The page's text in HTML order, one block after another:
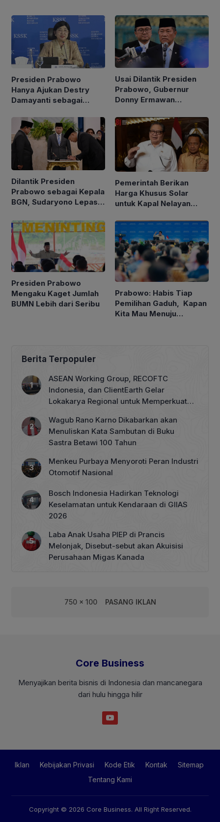
Presiden Prabowo
Hanya Ajukan Destry
Damayanti sebagai
Usai Dilantik Presiden
Prabowo, Gubernur
Donny Ermawan
Pembentukan URI
Dilantik Presiden
Prabowo sebagai Kepala
BGN, Sudaryono Lepas
Pemerintah Berikan
Harga Khusus Solar
untuk Kapal Nelayan
GT
Presiden Prabowo
Mengaku Kaget Jumlah
BUMN Lebih dari Seribu
Prabowo: Habis Tiap
Pemilihan Gaduh, Kapan
Kita Mau Menuju
Berita Terpopuler
ASEAN Working Group, RECOFTC
Indonesia, dan ClientEarth Gelar
Lokakarya Regional untuk Memperkuat
Wagub Rano Karno Dikabarkan akan
Menuliskan Kata Sambutan di Buku
Sastra Betawi 100 Tahun
Menkeu Purbaya Menyoroti Peran Industri
Otomotif Nasional
Bosch Indonesia Hadirkan Teknologi
Keselamatan untuk Kendaraan di GIIAS
2026
Laba Anak Usaha PIEP di Prancis
Melonjak, Disebut-sebut akan Akuisisi
Perusahaan Migas Kanada
750 x 100 PASANG IKLAN
Core Business
Menyajikan berita bisnis di Indonesia dan mancanegara
dari hulu hingga hilir
Iklan Kebijakan Privasi Kode Etik Kontak
Sitemap
Tentang Kami
Copyright © 2026 Core Business. All Right Reserved.